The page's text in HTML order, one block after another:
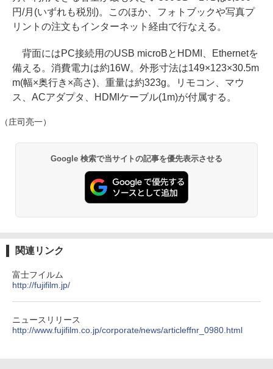
円/月(いずれも税別)。このほか、フォトブックや写真プ
リントの注文もインターネット経由で行なえる。
背面にはPC接続用のUSB microBとHDMI、Ethernetを
備える。消費電力は約16W。外形寸法は149×123×30.5m
m(幅×奥行き×高さ)、重量は約323g。リモコン、マウ
ス、ACアダプタ、HDMIケーブル(1m)が付属する。
（庄司亮一）
Google 検索で当サイトの記事を優先表示させる
関連リンク
富士フイルム
http://fujifilm.jp/
ニュースリリース
http://www.fujifilm.co.jp/corporate/news/articleffnr_0980.html